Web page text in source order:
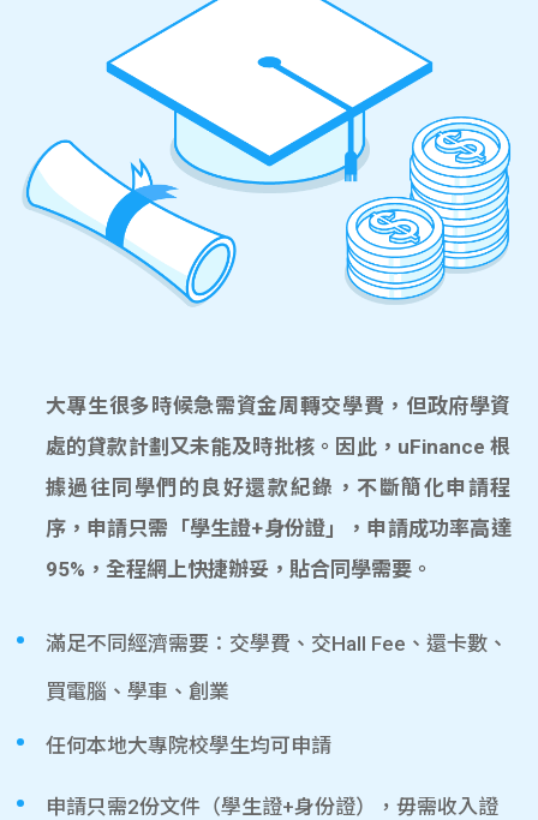
大專生很多時候急需資金周轉交學費，但政府學資
處的貸款計劃又未能及時批核。因此，uFinance 根
據過往同學們的良好還款紀錄，不斷簡化申請程
序，申請只需「學生證+身份證」，申請成功率高達
95%，全程網上快捷辦妥，貼合同學需要。
滿足不同經濟需要：交學費、交Hall Fee、還卡數、
買電腦、學車、創業
任何本地大專院校學生均可申請
申請只需2份文件（學生證+身份證），毋需收入證